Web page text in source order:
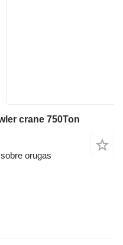
crane 750Ton
orugas